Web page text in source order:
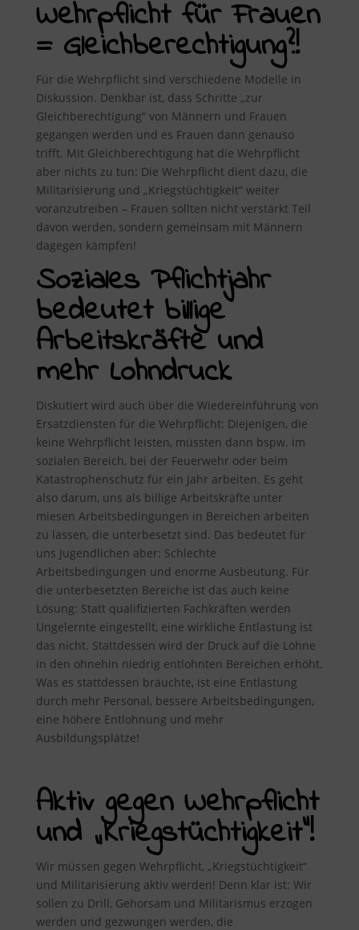
Wehrpflicht für Frauen
= Gleichberechtigung?!
Für die Wehrpflicht sind verschiedene Modelle in
Diskussion. Denkbar ist, dass Schritte „zur
Gleichberechtigung“ von Männern und Frauen
gegangen werden und es Frauen dann genauso
trifft. Mit Gleichberechtigung hat die Wehrpflicht
aber nichts zu tun: Die Wehrpflicht dient dazu, die
Militarisierung und „Kriegstüchtigkeit“ weiter
voranzutreiben – Frauen sollten nicht verstärkt Teil
davon werden, sondern gemeinsam mit Männern
dagegen kämpfen!
Soziales Pflichtjahr
bedeutet billige
Arbeitskräfte und
mehr Lohndruck
Diskutiert wird auch über die Wiedereinführung von
Ersatzdiensten für die Wehrpflicht: Diejenigen, die
keine Wehrpflicht leisten, müssten dann bspw. im
sozialen Bereich, bei der Feuerwehr oder beim
Katastrophenschutz für ein Jahr arbeiten. Es geht
also darum, uns als billige Arbeitskräfte unter
miesen Arbeitsbedingungen in Bereichen arbeiten
zu lassen, die unterbesetzt sind. Das bedeutet für
uns Jugendlichen aber: Schlechte
Arbeitsbedingungen und enorme Ausbeutung. Für
die unterbesetzten Bereiche ist das auch keine
Lösung: Statt qualifizierten Fachkräften werden
Ungelernte eingestellt, eine wirkliche Entlastung ist
das nicht. Stattdessen wird der Druck auf die Löhne
in den ohnehin niedrig entlohnten Bereichen erhöht.
Was es stattdessen bräuchte, ist eine Entlastung
durch mehr Personal, bessere Arbeitsbedingungen,
eine höhere Entlohnung und mehr
Ausbildungsplätze!
Aktiv gegen Wehrpflicht
und „Kriegstüchtigkeit“!
Wir müssen gegen Wehrpflicht, „Kriegstüchtigkeit“
und Militarisierung aktiv werden! Denn klar ist: Wir
sollen zu Drill, Gehorsam und Militarismus erzogen
werden und gezwungen werden, die